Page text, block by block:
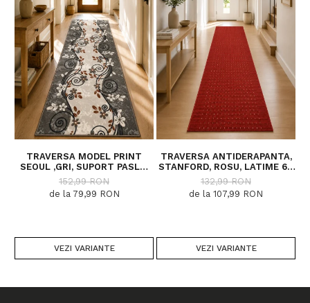
TRAVERSA MODEL PRINT
SEOUL ,GRI, SUPORT PASLA,
LATIME 100 CM, 820 GR/MP
152,99 RON
de la 79,99 RON
VEZI VARIANTE
TRAVERSA ANTIDERAPANTA,
STANFORD, ROSU, LATIME 67
CM, DIVERSE LUNGIMI
132,99 RON
de la 107,99 RON
VEZI VARIANTE